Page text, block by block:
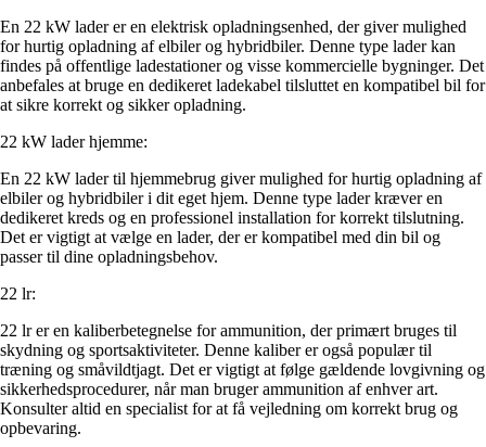
En 22 kW lader er en elektrisk opladningsenhed, der giver mulighed
for hurtig opladning af elbiler og hybridbiler. Denne type lader kan
findes på offentlige ladestationer og visse kommercielle bygninger. Det
anbefales at bruge en dedikeret ladekabel tilsluttet en kompatibel bil for
at sikre korrekt og sikker opladning.
22 kW lader hjemme:
En 22 kW lader til hjemmebrug giver mulighed for hurtig opladning af
elbiler og hybridbiler i dit eget hjem. Denne type lader kræver en
dedikeret kreds og en professionel installation for korrekt tilslutning.
Det er vigtigt at vælge en lader, der er kompatibel med din bil og
passer til dine opladningsbehov.
22 lr:
22 lr er en kaliberbetegnelse for ammunition, der primært bruges til
skydning og sportsaktiviteter. Denne kaliber er også populær til
træning og småvildtjagt. Det er vigtigt at følge gældende lovgivning og
sikkerhedsprocedurer, når man bruger ammunition af enhver art.
Konsulter altid en specialist for at få vejledning om korrekt brug og
opbevaring.